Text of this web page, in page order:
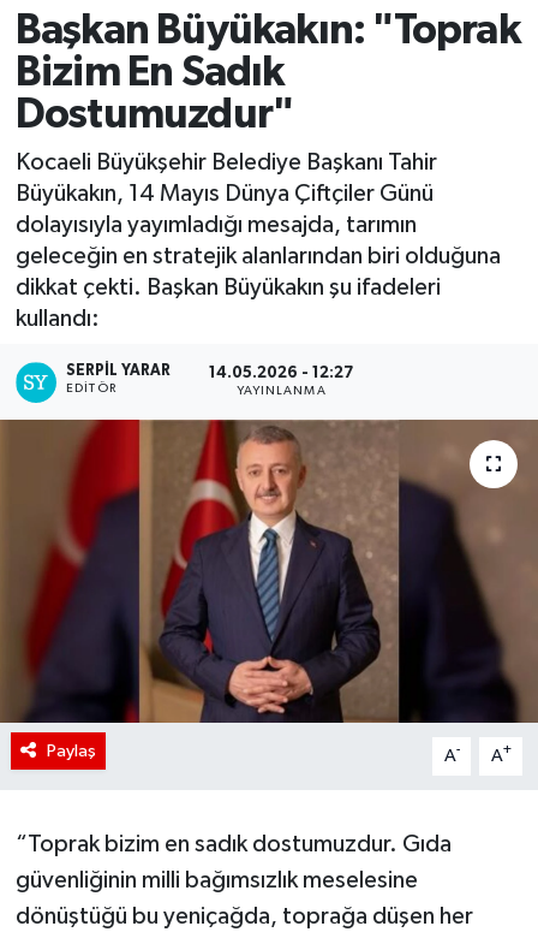
Başkan Büyükakın: "Toprak
Bizim En Sadık
Dostumuzdur"
Kocaeli Büyükşehir Belediye Başkanı Tahir
Büyükakın, 14 Mayıs Dünya Çiftçiler Günü
dolayısıyla yayımladığı mesajda, tarımın
geleceğin en stratejik alanlarından biri olduğuna
dikkat çekti. Başkan Büyükakın şu ifadeleri
kullandı:
SERPİL YARAR
EDITÖR
14.05.2026 - 12:27
YAYINLANMA
Paylaş A- A+
“Toprak bizim en sadık dostumuzdur. Gıda
güvenliğinin milli bağımsızlık meselesine
dönüştüğü bu yeniçağda, toprağa düşen her